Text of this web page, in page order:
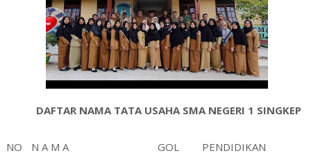
DAFTAR NAMA TATA USAHA SMA NEGERI 1 SINGKEP
NO N A M A GOL
PENDIDIKAN